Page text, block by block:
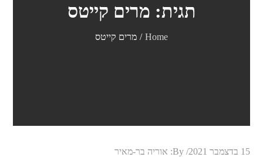
תגית: מרים קייטס
Home מרים קייטס
Posted
15 בדצמבר 2021 By: אוריה בר-מאיר